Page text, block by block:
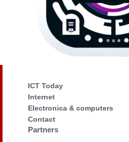
ICT Today
Internet
Electronica & computers
Contact
Partners